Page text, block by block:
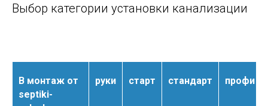
Выбор категории установки канализации
В монтаж от
septiki-
руки старт стандарт профи